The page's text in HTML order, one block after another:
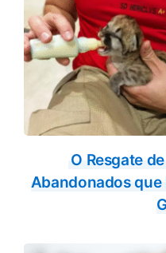
O Resgate
Abandonados que